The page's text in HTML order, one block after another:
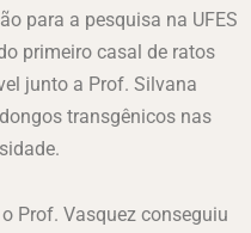
para a pesquisa na UFES
primeiro casal de ratos
junto a Prof. Silvana
transgênicos nas
Prof. Vasquez conseguiu